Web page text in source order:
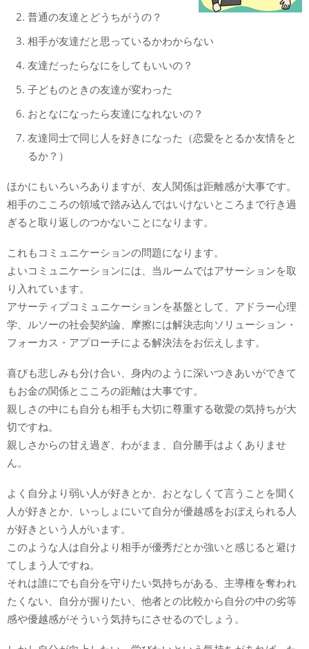
普通の友達とどうちがうの？
相手が友達だと思っているかわからない
友達だったらなにをしてもいいの？
子どものときの友達が変わった
おとなになったら友達になれないの？
友達同士で同じ人を好きになった（恋愛をとるか友情をと
るか？）
ほかにもいろいろありますが、友人関係は距離感が大事です。
相手のこころの領域で踏み込んではいけないところまで行き過
ぎると取り返しのつかないことになります。
これもコミュニケーションの問題になります。
よいコミュニケーションには、当ルームではアサーションを取
り入れています。
アサーティブコミュニケーションを基盤として、アドラー心理
学、ルソーの社会契約論、摩擦には解決志向ソリューション・
フォーカス・アプローチによる解決法をお伝えします。
喜びも悲しみも分け合い、身内のように深いつきあいができて
もお金の関係とこころの距離は大事です。
親しさの中にも自分も相手も大切に尊重する敬愛の気持ちが大
切ですね。
親しさからの甘え過ぎ、わがまま、自分勝手はよくありませ
ん。
よく自分より弱い人が好きとか、おとなしくて言うことを聞く
人が好きとか、いっしょにいて自分が優越感をおぼえられる人
が好きという人がいます。
このような人は自分より相手が優秀だとか強いと感じると避け
てしまう人ですね。
それは誰にでも自分を守りたい気持ちがある、主導権を奪われ
たくない、自分が握りたい、他者との比較から自分の中の劣等
感や優越感がそういう気持ちにさせるのでしょう。